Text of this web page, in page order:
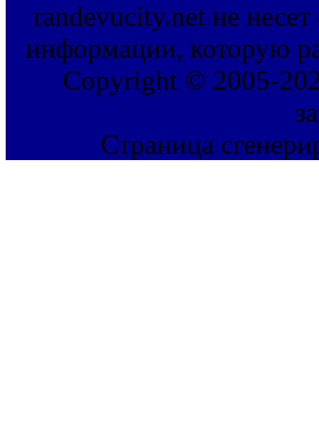
randevucity.net не несет
информации, которую
Copyright © 2005-
Страница